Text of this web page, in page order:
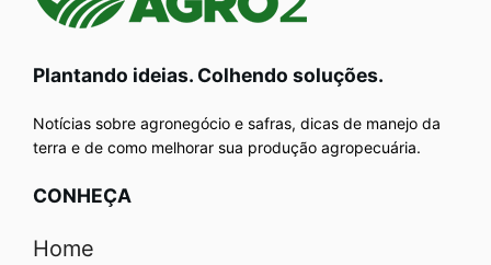
Plantando ideias. Colhendo soluções.
Notícias sobre agronegócio e safras, dicas de manejo da
terra e de como melhorar sua produção agropecuária.
CONHEÇA
Home